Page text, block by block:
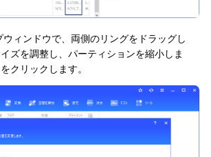
ィンドウで、両側のリングをドラッグし
ズを調整し、パーティションを縮小しま
クリックします。